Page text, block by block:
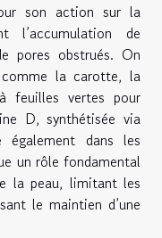
son action sur la
l’accumulation de
pores obstrués. On
la carotte, la
feuilles vertes pour
D, synthétisée via
également dans les
un rôle fondamental
la peau, limitant les
le maintien d’une